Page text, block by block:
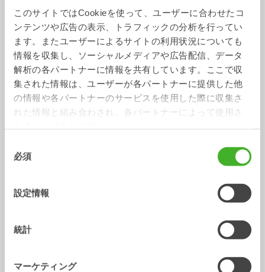
このサイトではCookieを使って、ユーザーに合わせたコ
ンテンツや広告の表示、トラフィックの分析を行ってい
ます。またユーザーによるサイトの利用状況についても
情報を収集し、ソーシャルメディアや広告配信、データ
解析の各パートナーに情報を共有しています。ここで収
集された情報は、ユーザーが各パートナーに提供した他
の情報や各パートナーのサービスを使用した際に収集さ
れた情報と組み合わされ、各パートナーによって使用さ
必須
設定情報
統計
マーケティング
チルトローテータ 7-12トン